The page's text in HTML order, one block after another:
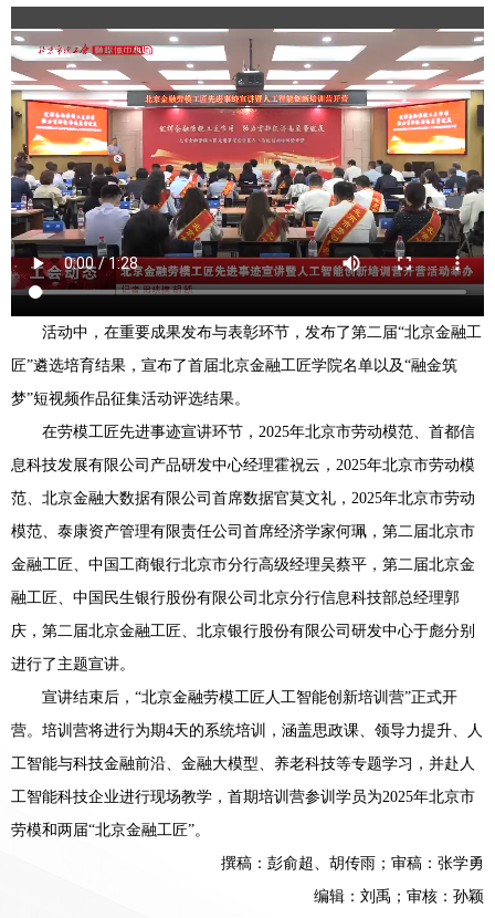
活动中，在重要成果发布与表彰环节，发布了第二届“北京金融工
匠”遴选培育结果，宣布了首届北京金融工匠学院名单以及“融金筑
梦”短视频作品征集活动评选结果。
在劳模工匠先进事迹宣讲环节，2025年北京市劳动模范、首都信
息科技发展有限公司产品研发中心经理霍祝云，2025年北京市劳动模
范、北京金融大数据有限公司首席数据官莫文礼，2025年北京市劳动
模范、泰康资产管理有限责任公司首席经济学家何珮，第二届北京市
金融工匠、中国工商银行北京市分行高级经理吴蔡平，第二届北京金
融工匠、中国民生银行股份有限公司北京分行信息科技部总经理郭
庆，第二届北京金融工匠、北京银行股份有限公司研发中心于彪分别
进行了主题宣讲。
宣讲结束后，“北京金融劳模工匠人工智能创新培训营”正式开
营。培训营将进行为期4天的系统培训，涵盖思政课、领导力提升、人
工智能与科技金融前沿、金融大模型、养老科技等专题学习，并赴人
工智能科技企业进行现场教学，首期培训营参训学员为2025年北京市
劳模和两届“北京金融工匠”。
撰稿：彭俞超、胡传雨；审稿：张学勇
编辑：刘禹；审核：孙颖